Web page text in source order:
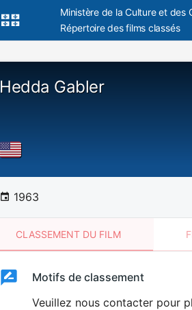
Ministère de la Culture et des
Répertoire des films classés
Hedda Gabler
1963
CLASSEMENT DU FILM
ClassementClassement
Motifs de classement
Veuillez nous contacter pour